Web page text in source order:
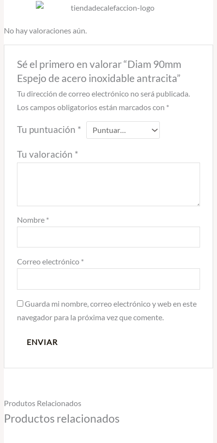
No hay valoraciones aún.
Sé el primero en valorar “Diam 90mm
Espejo de acero inoxidable antracita”
Tu dirección de correo electrónico no será publicada.
Los campos obligatorios están marcados con *
Tu puntuación *
Tu valoración *
Nombre *
Correo electrónico *
Guarda mi nombre, correo electrónico y web en este
navegador para la próxima vez que comente.
Produtos Relacionados
Productos relacionados